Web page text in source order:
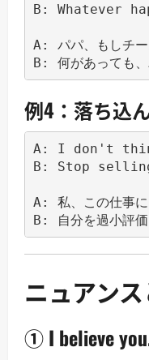
B: Whatever
A: パパ、もしチー
例4：落ち込
A: I don't
B: Stop
A: 私、この仕事に
ニュアン
① I believe